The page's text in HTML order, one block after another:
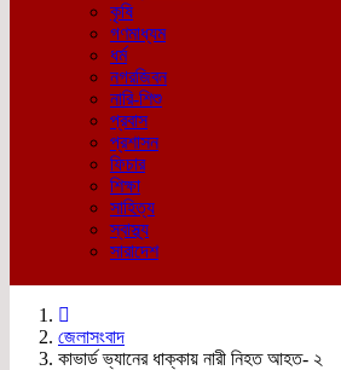
কৃষি
গণমাধ্যম
ধর্ম
নগরজিবন
নারি-শিশু
প্রবাস
প্রশাসন
ফিচার
শিক্ষা
সাহিত্য
স্বাস্থ্য
সারাদেশ
জেলাসংবাদ
কাভার্ড ভ্যানের ধাক্কায় নারী নিহত আহত- ২